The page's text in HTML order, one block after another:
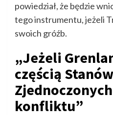
powiedział, że będzie
tego instrumentu, jeżeli
swoich gróźb.
„Jeżeli
częścią Stanów
konfliktu”